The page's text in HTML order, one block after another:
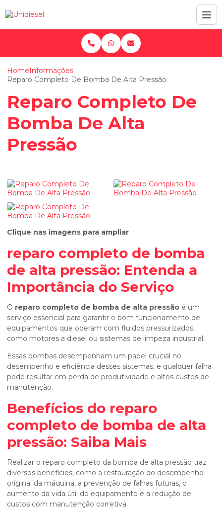
HomeInformações
Reparo Completo De Bomba De Alta Pressão
Reparo Completo De
Bomba De Alta
Pressão
Clique nas imagens para ampliar
reparo completo de bomba
de alta pressão: Entenda a
Importância do Serviço
O reparo completo de bomba de alta pressão é um
serviço essencial para garantir o bom funcionamento de
equipamentos que operam com fluidos pressurizados,
como motores a diesel ou sistemas de limpeza industrial.
Essas bombas desempenham um papel crucial no
desempenho e eficiência desses sistemas, e qualquer falha
pode resultar em perda de produtividade e altos custos de
manutenção.
Benefícios do reparo
completo de bomba de alta
pressão: Saiba Mais
Realizar o reparo completo da bomba de alta pressão traz
diversos benefícios, como a restauração do desempenho
original da máquina, a prevenção de falhas futuras, o
aumento da vida útil do equipamento e a redução de
custos com manutenção corretiva.